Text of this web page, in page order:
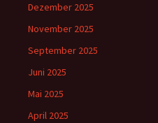
Dezember 2025
November 2025
September 2025
Juni 2025
Mai 2025
April 2025